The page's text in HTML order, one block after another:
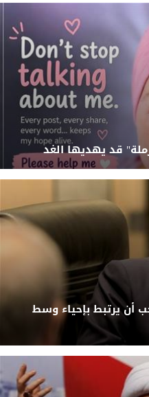
قد يهديها الغد
أن يرتبط بإحياء وسط